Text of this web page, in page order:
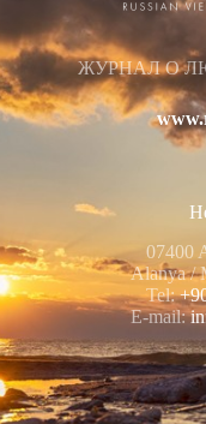
ЖУРНАЛ О
07400
Alanya /
Tel:
E-mail: